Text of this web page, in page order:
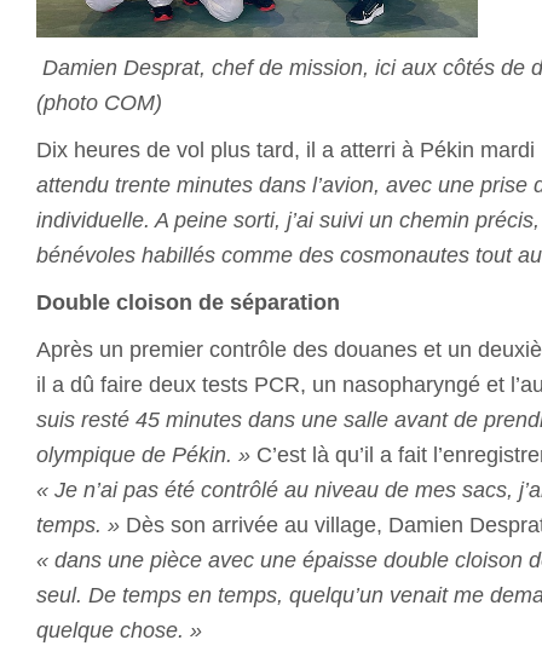
Damien Desprat, chef de mission, ici aux côtés de
(photo COM)
Dix heures de vol plus tard, il a atterri à Pékin
attendu trente minutes dans l’avion, avec une prise
individuelle. A peine sorti, j’ai suivi un chemin
bénévoles habillés comme des cosmonautes tout
Double cloison de séparation
Après un premier contrôle des douanes et un
il a dû faire deux tests PCR, un nasopharyngé et
suis resté 45 minutes dans une salle avant de
olympique de Pékin. » C’est là qu’il a fait
« Je n’ai pas été contrôlé au niveau de mes sacs,
temps. » Dès son arrivée au village, Damien
« dans une pièce avec une épaisse double cloison
seul. De temps en temps, quelqu’un venait me
quelque chose. »